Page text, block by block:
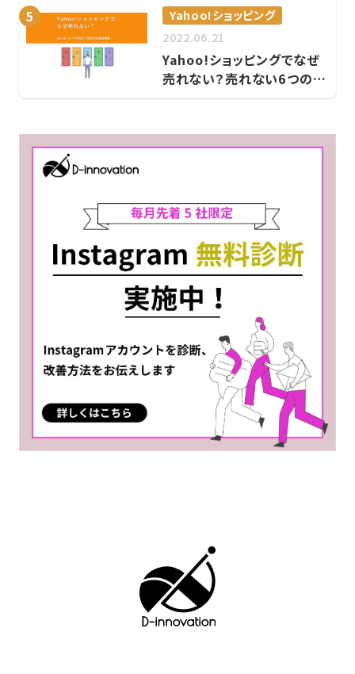
5
Yahoo!ショッピング
2022.06.21
Yahoo!ショッピングでなぜ
売れない？売れない6つの原
因と対処法を徹底解説！